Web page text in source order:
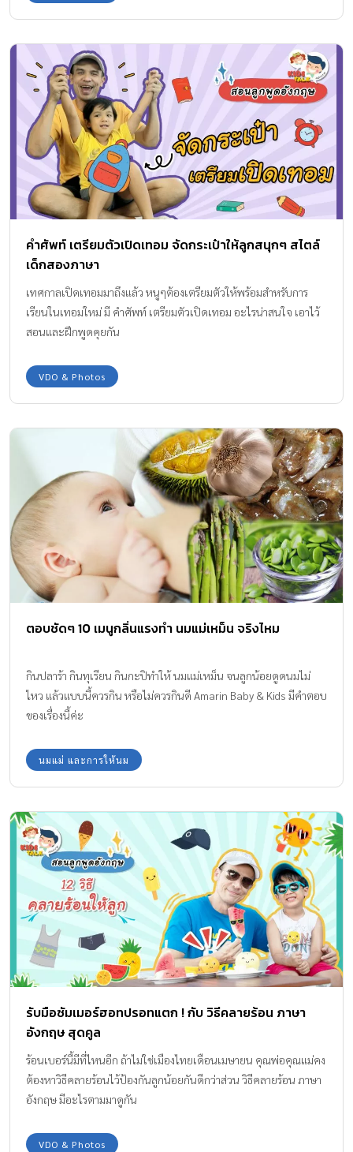
คำศัพท์ เตรียมตัวเปิดเทอม จัดกระเป๋าให้ลูกสนุกๆ สไตล์
เด็กสองภาษา
เทศกาลเปิดเทอมมาถึงแล้ว หนูๆต้องเตรียมตัวให้พร้อมสำหรับการ
เรียนในเทอมใหม่ มี คำศัพท์ เตรียมตัวเปิดเทอม อะไรน่าสนใจ เอาไว้
สอนและฝึกพูดคุยกัน
VDO & Photos
ตอบชัดๆ 10 เมนูกลิ่นแรงทำ นมแม่เหม็น จริงไหม
กินปลาร้า กินทุเรียน กินกะปิทำให้ นมแม่เหม็น จนลูกน้อยดูดนมไม่
ไหว แล้วแบบนี้ควรกิน หรือไม่ควรกินดี Amarin Baby & Kids มีคำตอบ
ของเรื่องนี้ค่ะ
นมแม่ และการให้นม
รับมือซัมเมอร์ฮอทปรอทแตก ! กับ วิธีคลายร้อน ภาษา
อังกฤษ สุดคูล
ร้อนเบอร์นี้มีที่ไหนอีก ถ้าไม่ใช่เมืองไทยเดือนเมษายน คุณพ่อคุณแม่คง
ต้องหาวิธีคลายร้อนไว้ป้องกันลูกน้อยกันดีกว่าส่วน วิธีคลายร้อน ภาษา
อังกฤษ มีอะไรตามมาดูกัน
VDO & Photos